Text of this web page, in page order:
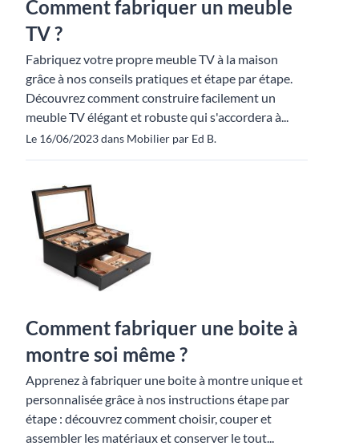
Comment fabriquer un meuble
TV ?
Fabriquez votre propre meuble TV à la maison
grâce à nos conseils pratiques et étape par étape.
Découvrez comment construire facilement un
meuble TV élégant et robuste qui s'accordera à...
Le 16/06/2023 dans Mobilier par Ed B.
Comment fabriquer une boite à
montre soi même ?
Apprenez à fabriquer une boite à montre unique et
personnalisée grâce à nos instructions étape par
étape : découvrez comment choisir, couper et
assembler les matériaux et conserver le tout...